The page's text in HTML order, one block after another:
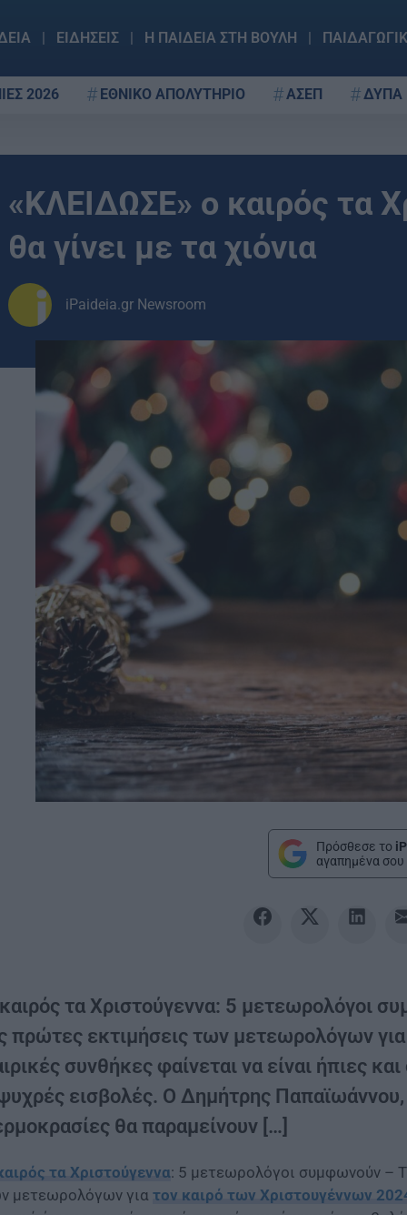
ΕΙΔΗΣΕΙΣ Η ΠΑΙΔΕΙΑ ΣΤΗ ΒΟΥΛΗ
2026 ΕΘΝΙΚΟ ΑΠΟΛΥΤΗΡΙΟ ΑΣΕΠ ΔΥΠΑ
«ΚΛΕΙΔΩΣΕ» ο καιρός τα
θα γίνει με τα χιόνια
iPaideia.gr Newsroom
Πρόσθεσε το
αγαπημένα σου
τα Χριστούγεννα: 5 μετεωρολόγοι
πρώτες εκτιμήσεις των μετεωρολόγων
συνθήκες φαίνεται να είναι ήπιες
εισβολές. Ο Δημήτρης Παπαϊωάννου,
θα παραμείνουν […]
τα Χριστούγεννα: 5 μετεωρολόγοι συμφωνούν –
μετεωρολόγων για τον καιρό των Χριστουγέννων